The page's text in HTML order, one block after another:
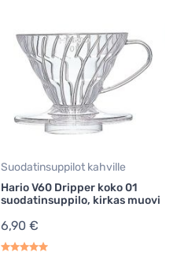
Suodatinsuppilot kahville
Hario V60 Dripper koko 01
suodatinsuppilo, kirkas muovi
6,90 €